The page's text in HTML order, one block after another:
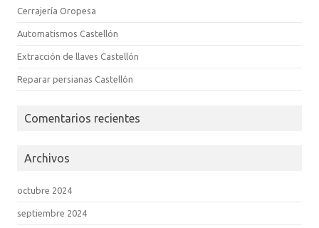
Cerrajería Oropesa
Automatismos Castellón
Extracción de llaves Castellón
Reparar persianas Castellón
Comentarios recientes
Archivos
octubre 2024
septiembre 2024